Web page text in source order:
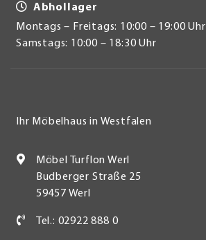
Abhollager
Montags – Freitags: 10:00 – 19:00 Uhr
Samstags: 10:00 – 18:30 Uhr
Ihr Möbelhaus in Westfalen
Möbel Turflon Werl
Budberger Straße 25
59457 Werl
Tel.: 02922 888 0